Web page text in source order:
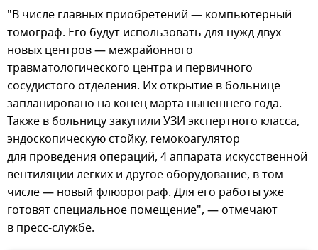
"В числе главных приобретений — компьютерный
томограф. Его будут использовать для нужд двух
новых центров — межрайонного
травматологического центра и первичного
сосудистого отделения. Их открытие в больнице
запланировано на конец марта нынешнего года.
Также в больницу закупили УЗИ экспертного класса,
эндоскопическую стойку, гемокоагулятор
для проведения операций, 4 аппарата искусственной
вентиляции легких и другое оборудование, в том
числе — новый флюорограф. Для его работы уже
готовят специальное помещение", — отмечают
в пресс-службе.